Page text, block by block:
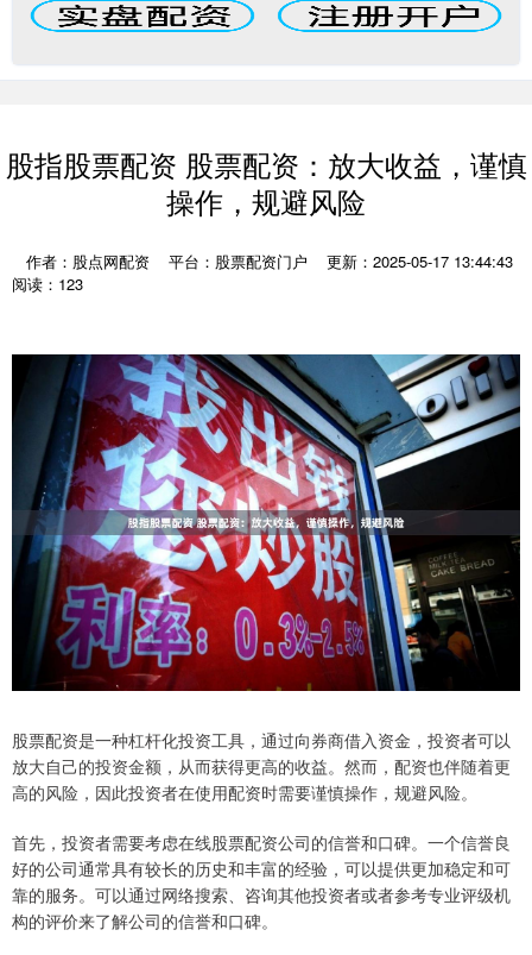
股指股票配资 股票配资：放大收益，谨慎
操作，规避风险
作者：股点网配资 平台：股票配资门户
更新：2025-05-17 13:44:43
阅读：123
股票配资是一种杠杆化投资工具，通过向券商借入资金，投资者可以
放大自己的投资金额，从而获得更高的收益。然而，配资也伴随着更
高的风险，因此投资者在使用配资时需要谨慎操作，规避风险。
首先，投资者需要考虑在线股票配资公司的信誉和口碑。一个信誉良
好的公司通常具有较长的历史和丰富的经验，可以提供更加稳定和可
靠的服务。可以通过网络搜索、咨询其他投资者或者参考专业评级机
构的评价来了解公司的信誉和口碑。